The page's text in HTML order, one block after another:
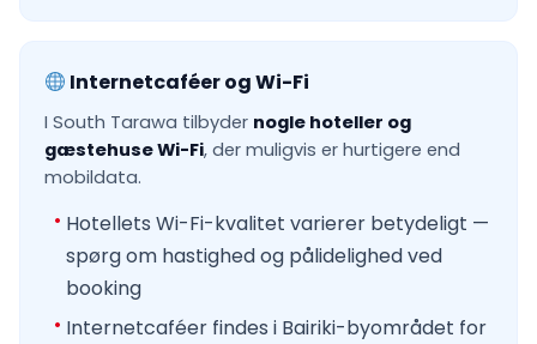
Internetcaféer og Wi-Fi
I South Tarawa tilbyder nogle hoteller og
gæstehuse Wi-Fi, der muligvis er hurtigere end
mobildata.
Hotellets Wi-Fi-kvalitet varierer betydeligt —
spørg om hastighed og pålidelighed ved
booking
Internetcaféer findes i Bairiki-byområdet for